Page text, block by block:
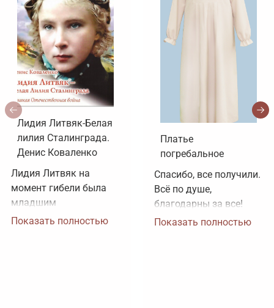
Лидия Литвяк-Белая
лилия Сталинграда.
Денис Коваленко
Лидия Литвяк на
момент гибели была
младшим
лейтенантом.
Показать полностью
Платье
погребальное
Спасибо, все получили.
Всё по душе,
благодарны за все!
Показать полностью